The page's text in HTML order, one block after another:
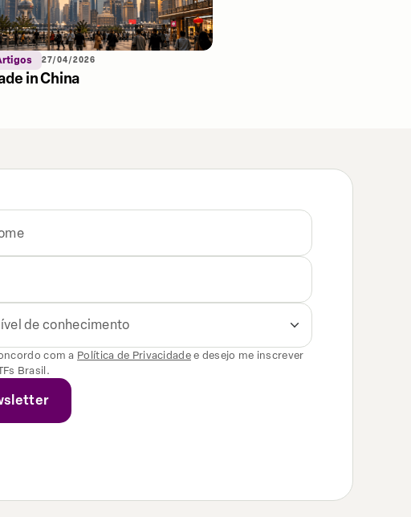
27/04/2026
in China
de conhecimento
com a Política de Privacidade e desejo me inscrever
Brasil.